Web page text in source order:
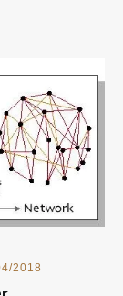
2018